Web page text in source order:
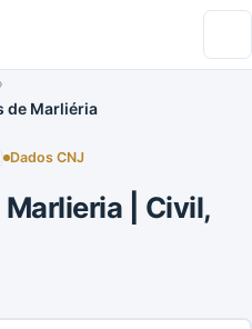
de Marliéria
Dados CNJ
| Civil,